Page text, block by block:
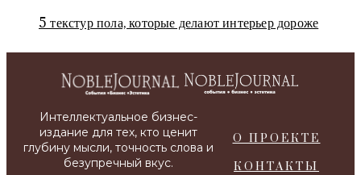
5 текстур пола, которые делают интерьер дороже
О ПРОЕКТЕ
КОНТАКТЫ